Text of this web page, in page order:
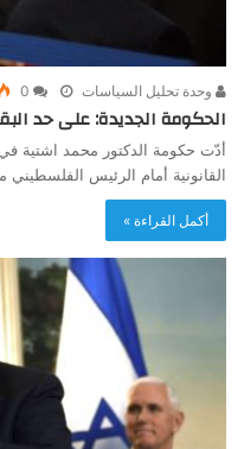
وحدة تحليل السياسات 0
الحكومة الجديدة: على حد
أدّت حكومة الدكتور محمد اشتية
القانونية أمام الرئيس
أكمل القراءة »